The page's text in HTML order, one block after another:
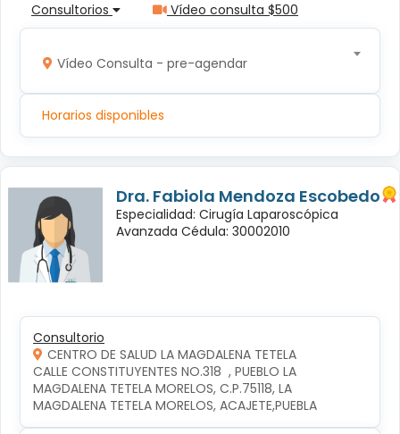
Consultorios Vídeo consulta $500
Vídeo Consulta - pre-agendar
Horarios disponibles
Dra. Fabiola Mendoza Escobedo
Especialidad: Cirugía Laparoscópica
Avanzada Cédula: 30002010
Consultorio
CENTRO DE SALUD LA MAGDALENA TETELA
CALLE CONSTITUYENTES NO.318  , PUEBLO LA
MAGDALENA TETELA MORELOS, C.P.75118, LA
MAGDALENA TETELA MORELOS, ACAJETE,PUEBLA